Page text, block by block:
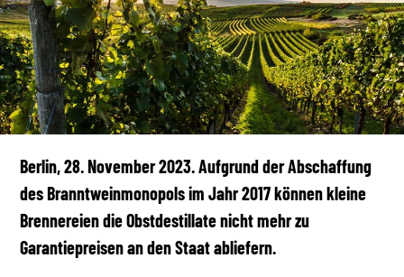
MEDIATHEK
Berlin, 28. November 2023. Aufgrund der Abschaffung
des Branntweinmonopols im Jahr 2017 können kleine
Brennereien die Obstdestillate nicht mehr zu
Garantiepreisen an den Staat abliefern.